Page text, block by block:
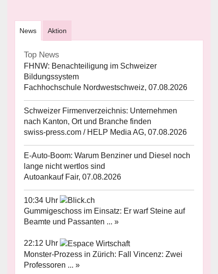
News Aktion
Top News
FHNW: Benachteiligung im Schweizer
Bildungssystem
Fachhochschule Nordwestschweiz, 07.08.2026
Schweizer Firmenverzeichnis: Unternehmen
nach Kanton, Ort und Branche finden
swiss-press.com / HELP Media AG, 07.08.2026
E-Auto-Boom: Warum Benziner und Diesel noch
lange nicht wertlos sind
Autoankauf Fair, 07.08.2026
10:34 Uhr
Gummigeschoss im Einsatz: Er warf Steine auf
Beamte und Passanten ... »
22:12 Uhr
Monster-Prozess in Zürich: Fall Vincenz: Zwei
Professoren ... »